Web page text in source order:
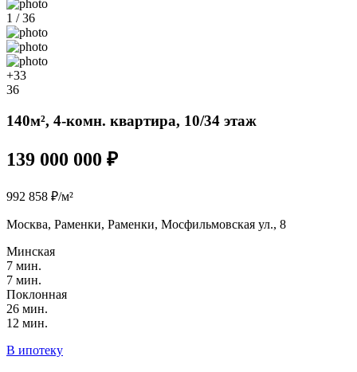
1 / 36
+33
36
140м², 4-комн. квартира, 10/34 этаж
139 000 000 ₽
992 858 ₽/м²
Москва, Раменки, Раменки, Мосфильмовская ул., 8
Минская
7 мин.
7 мин.
Поклонная
26 мин.
12 мин.
В ипотеку